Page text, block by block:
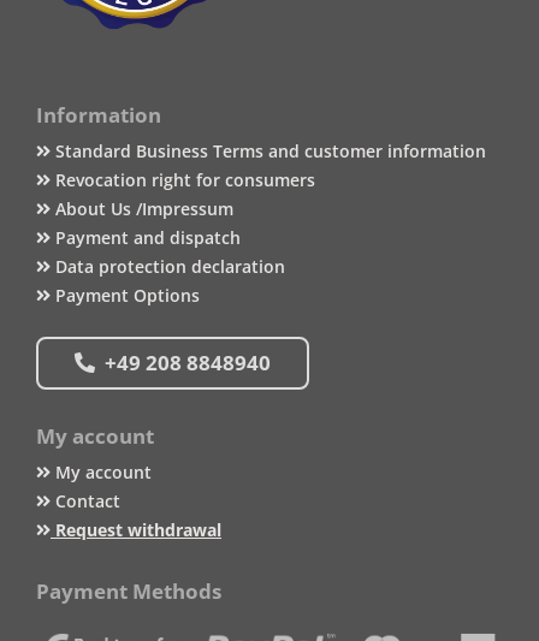
Information
Standard Business Terms and customer information
Revocation right for consumers
About Us /Impressum
Payment and dispatch
Data protection declaration
Payment Options
+49 208 8848940
My account
My account
Contact
Request withdrawal
Payment Methods